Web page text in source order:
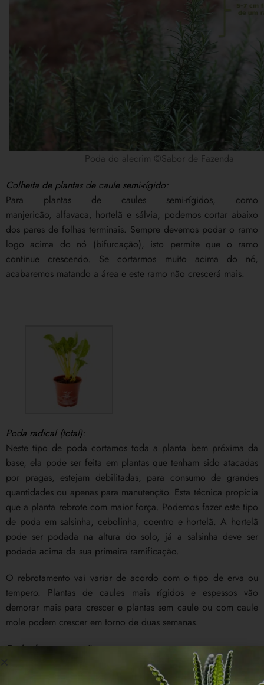
Poda do alecrim ©Sabor de Fazenda
Colheita de plantas de caule semi-rígido:
Para plantas de caules semi-rígidos, como
manjericão, alfavaca, hortelã e sálvia, podemos cortar abaixo
dos pares de folhas terminais. Sempre devemos podar o ramo
logo acima do nó (bifurcação), isto permite que o ramo
continue crescendo. Se cortarmos muito acima do nó,
acabaremos matando a área e este ramo não crescerá mais.
Poda radical (total):
Neste tipo de poda cortamos toda a planta bem próxima da
base, ela pode ser feita em plantas que tenham sido atacadas
por pragas, estejam debilitadas, para consumo de grandes
quantidades ou apenas para manutenção. Esta técnica propicia
que a planta rebrote com maior força. Podemos fazer este tipo
de poda em salsinha, cebolinha, coentro e hortelã. A hortelã
pode ser podada na altura do solo, já a salsinha deve ser
podada acima da sua primeira ramificação.
O rebrotamento vai variar de acordo com o tipo de erva ou
tempero. Plantas de caules mais rígidos e espessos vão
demorar mais para crescer e plantas sem caule ou com caule
mole podem crescer em torno de duas semanas.
Poda de manutenção…
Para realizarmos a manutenção de nossa muda podemos podar